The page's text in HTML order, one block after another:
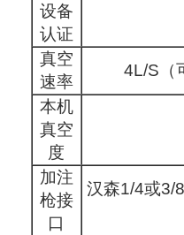
设备
认证
真空
速率
4L/S（
本机
真空
度
加注
枪接
口
汉森1/4或3/